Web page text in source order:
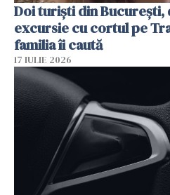
Doi turiști din București,
excursie cu cortul pe
familia îi caută
17 IULIE 2026